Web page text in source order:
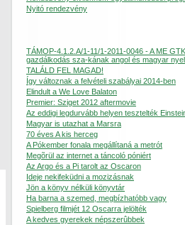
Nyitó rendezvény
TÁMOP-4.1.2.A/1-11/1-2011-0046 - A ME
gazdálkodás sza-kának angol és magyar
TALÁLD FEL MAGAD!
Így változnak a felvételi szabályai 2014-ben
Elindult a We Love Balaton
Premier: Sziget 2012 aftermovie
Az eddigi legdurvább helyen tesztelték
Magyar is utazhat a Marsra
70 éves A kis herceg
A Pókember fonala megállítaná a metrót
Megõrül az internet a táncoló póniért
Az Argo és a Pi tarolt az Oscaron
Ideje nekifeküdni a mozizásnak
Jön a könyv nélküli könyvtár
Ha barna a szemed, megbízhatóbb vagy
Spielberg filmjét 12 Oscarra jelölték
A kedves gyerekek népszerûbbek